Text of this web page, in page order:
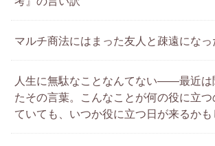
マルチ商法にはまった友人と疎遠になっ
人生に無駄なことなんてない――最近は
たその言葉。こんなことが何の役に立つ
ていても、いつか役に立つ日が来るかも